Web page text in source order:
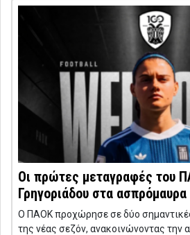
Οι πρώτες μεταγραφές του
Γρηγοριάδου στα ασπρόμαυρα
Ο ΠΑΟΚ προχώρησε σε δύο
της νέας σεζόν, ανακοινώνοντας την